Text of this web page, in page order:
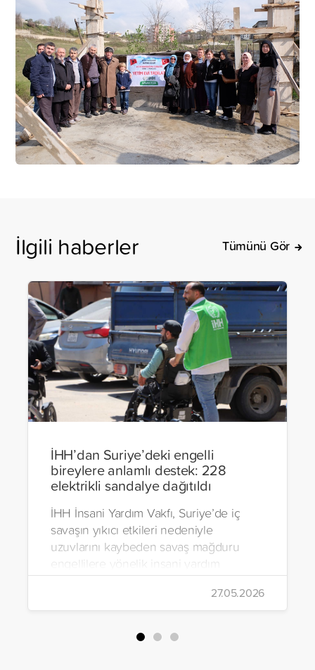
İlgili haberler Tümünü Gör
İHH’dan Suriye’deki engelli
bireylere anlamlı destek: 228
elektrikli sandalye dağıtıldı
İHH İnsani Yardım Vakfı, Suriye’de iç
savaşın yıkıcı etkileri nedeniyle
uzuvlarını kaybeden savaş mağduru
engellilere yönelik insani yardım
çalışmalarını aralıksız sürdürüyor. Vakıf,
yürütülen son projeyle Suriye’nin Şam,
Halep, Hama, Humus ve İdlib
bölgelerinde zor şartlarda yaşayan
27.05.2026